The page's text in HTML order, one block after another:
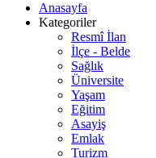
Anasayfa
Kategoriler
Resmî İlan
İlçe - Belde
Sağlık
Üniversite
Yaşam
Eğitim
Asayiş
Emlak
Turizm